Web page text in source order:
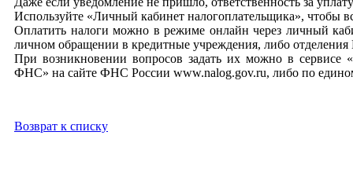
Используйте «Личный кабинет налогоплательщика», чтобы
Оплатить налоги можно в режиме онлайн через личный
личном обращении в кредитные учреждения, либо
При возникновении вопросов задать их можно в сервисе
ФНС» на сайте ФНС России www.nalog.gov.ru, либо по
Возврат к списку